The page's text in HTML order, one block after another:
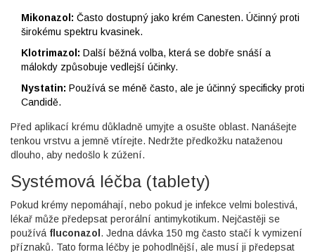
Mikonazol: Často dostupný jako krém Canesten. Účinný proti
širokému spektru kvasinek.
Klotrimazol: Další běžná volba, která se dobře snáší a
málokdy způsobuje vedlejší účinky.
Nystatin: Používá se méně často, ale je účinný specificky proti
Candidě.
Před aplikací krému důkladně umyjte a osušte oblast. Nanášejte
tenkou vrstvu a jemně vtírejte. Nedržte předkožku nataženou
dlouho, aby nedošlo k zúžení.
Systémová léčba (tablety)
Pokud krémy nepomáhají, nebo pokud je infekce velmi bolestivá,
lékař může předepsat perorální antimykotikum. Nejčastěji se
používá fluconazol . Jedna dávka 150 mg často stačí k vymizení
příznaků. Tato forma léčby je pohodlnější, ale musí ji předepsat